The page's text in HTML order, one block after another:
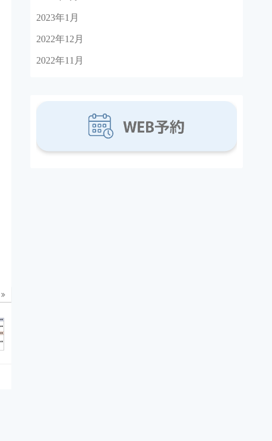
2023年1月
2022年12月
2022年11月